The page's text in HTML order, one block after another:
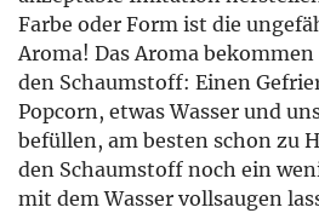
Farbe oder Form ist die
Aroma! Das Aroma
den Schaumstoff: Einen
Popcorn, etwas Wasser und
befüllen, am besten schon zu
den Schaumstoff noch ein
mit dem Wasser vollsaugen